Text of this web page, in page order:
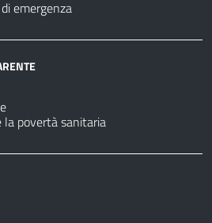
emergenza
la povertà sanitaria